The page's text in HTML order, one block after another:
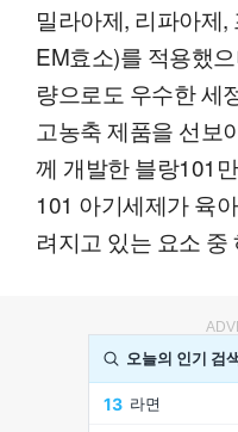
밀라아제, 리파아제
EM효소)를 적용했
량으로도 우수한 세
고농축 제품을 선보
께 개발한 블랑101
101 아기세제가 육
려지고 있는 요소 중